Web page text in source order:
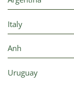
Italy
Anh
Uruguay